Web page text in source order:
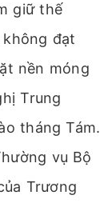
giữ thế
đạt
nền móng
Trung
tháng Tám.
vụ Bộ
Trương